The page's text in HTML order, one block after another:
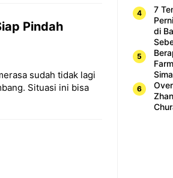
Pindah
sudah tidak lagi
Situasi ini bisa
7
di